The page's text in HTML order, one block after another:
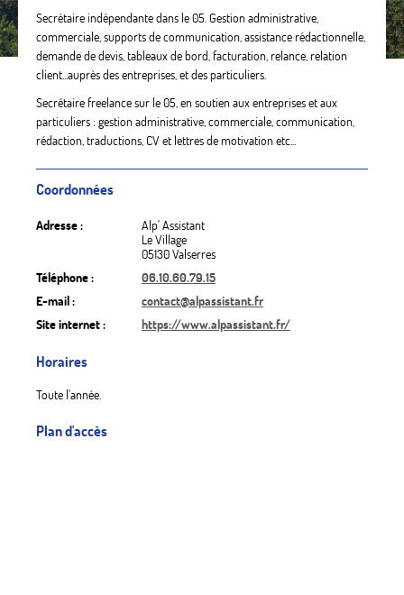
Secrétaire indépendante dans le 05. Gestion administrative,
commerciale, supports de communication, assistance rédactionnelle,
demande de devis, tableaux de bord, facturation, relance, relation
client...auprès des entreprises, et des particuliers.
Secrétaire freelance sur le 05, en soutien aux entreprises et aux
particuliers : gestion administrative, commerciale, communication,
rédaction, traductions, CV et lettres de motivation etc...
Coordonnées
Adresse :
Alp' Assistant
Le Village
05130 Valserres
Téléphone :
06.10.60.79.15
E-mail :
contact@alpassistant.fr
Site internet :
https://www.alpassistant.fr/
Horaires
Toute l'année.
Plan d'accès